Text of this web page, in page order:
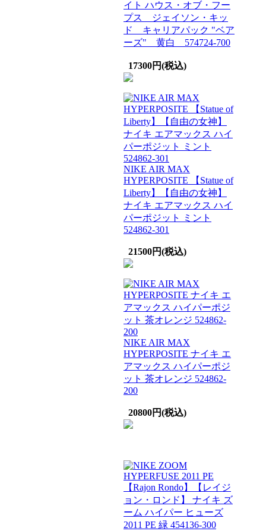
イト ハウス・オブ・フー
プス ジェイソン・キッ
ド キャリアパック "ベア
ーズ" 黄白 574724-700
17300円(税込)
NIKE AIR MAX
HYPERPOSITE 【Statue of
Liberty】【自由の女神】
ナイキ エアマックス ハイ
パーポジット ミント
524862-301
21500円(税込)
NIKE AIR MAX
HYPERPOSITE ナイキ エ
アマックス ハイパーポジ
ット 茶オレンジ 524862-
200
20800円(税込)